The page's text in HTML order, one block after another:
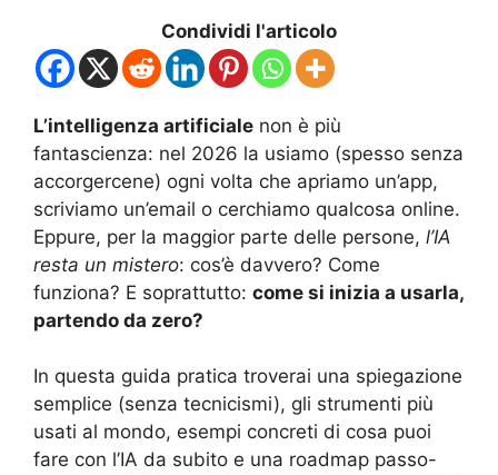
Condividi l'articolo
L’intelligenza artificiale non è più
fantascienza: nel 2026 la usiamo (spesso senza
accorgercene) ogni volta che apriamo un’app,
scriviamo un’email o cerchiamo qualcosa online.
Eppure, per la maggior parte delle persone, l’IA
resta un mistero: cos’è davvero? Come
funziona? E soprattutto: come si inizia a usarla,
partendo da zero?
In questa guida pratica troverai una spiegazione
semplice (senza tecnicismi), gli strumenti più
usati al mondo, esempi concreti di cosa puoi
fare con l’IA da subito e una roadmap passo-